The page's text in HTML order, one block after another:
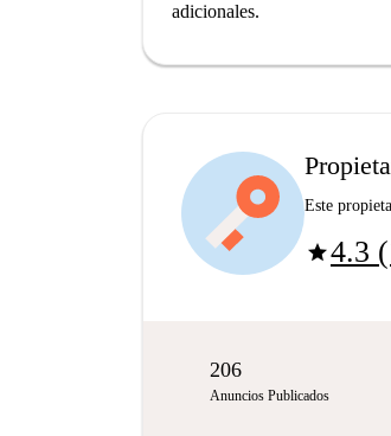
adicionales.
Este
star4.3
206
Anuncios Publicados